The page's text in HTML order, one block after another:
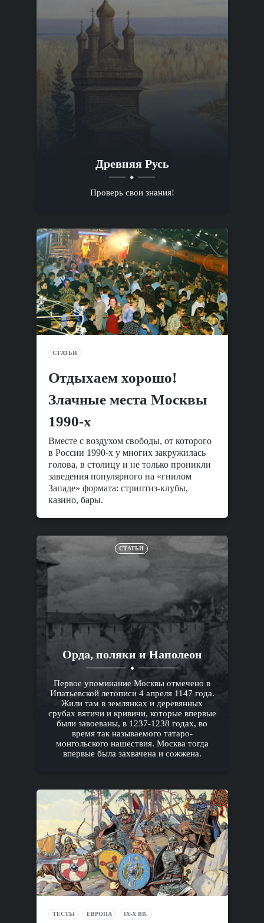
Древняя Русь
Проверь свои знания!
СТАТЬИ
Отдыхаем хорошо!
Злачные места Москвы
1990-х
Вместе с воздухом свободы, от которого
в России 1990-х у многих закружилась
голова, в столицу и не только проникли
заведения популярного на «гнилом
Западе» формата: стриптиз-клубы,
казино, бары.
СТАТЬИ
Орда, поляки и Наполеон
Первое упоминание Москвы отмечено в
Ипатьевской летописи 4 апреля 1147 года.
Жили там в землянках и деревянных
срубах вятичи и кривичи, которые впервые
были завоеваны, в 1237-1238 годах, во
время так называемого татаро-
монгольского нашествия. Москва тогда
впервые была захвачена и сожжена.
ТЕСТЫ ЕВРОПА IX-X ВВ.